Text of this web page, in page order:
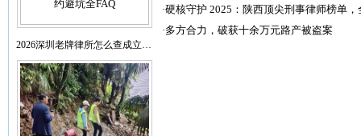
2026深圳老牌律所怎么查成立…
·硬核守护 2025：陕西顶尖刑事律师榜单
·多方合力，破获十余万元路产被盗案